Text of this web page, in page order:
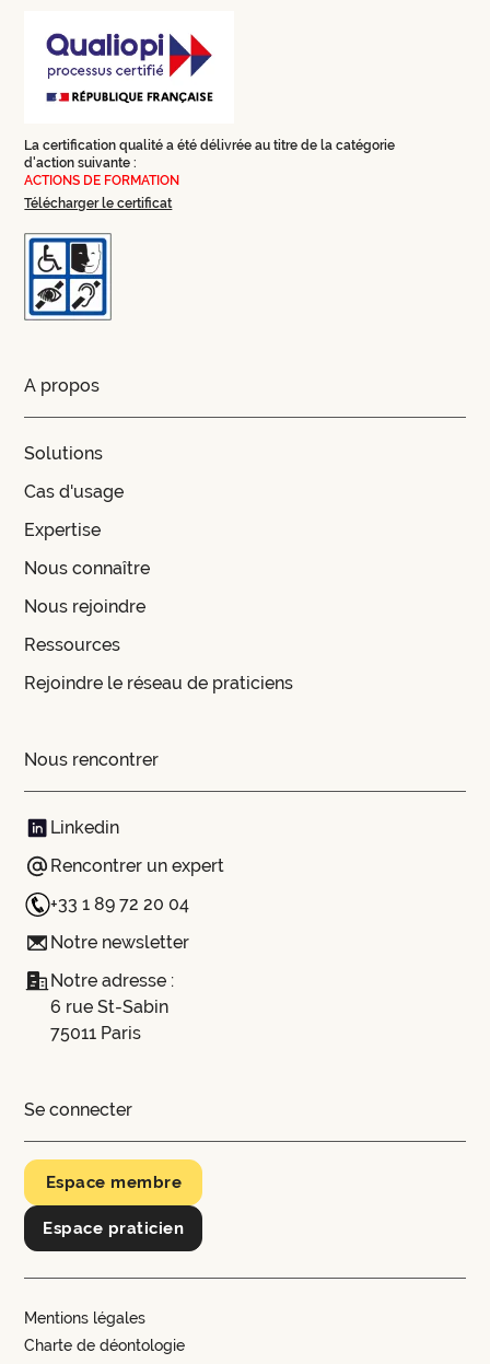
La certification qualité a été délivrée au titre de la catégorie
d'action suivante :
ACTIONS DE FORMATION
Télécharger le certificat
A propos
Solutions
Cas d'usage
Expertise
Nous connaître
Nous rejoindre
Ressources
Rejoindre le réseau de praticiens
Nous rencontrer
Linkedin
Rencontrer un expert
+33 1 89 72 20 04
Notre newsletter
Notre adresse :
6 rue St-Sabin
75011 Paris
Se connecter
Espace membre
Espace praticien
Charte de déontologie
Mentions légales